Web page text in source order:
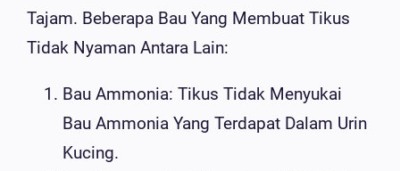
Tajam. Beberapa Bau Yang Membuat Tikus
Tidak Nyaman Antara Lain:
Bau Ammonia: Tikus Tidak Menyukai
Bau Ammonia Yang Terdapat Dalam Urin
Kucing.